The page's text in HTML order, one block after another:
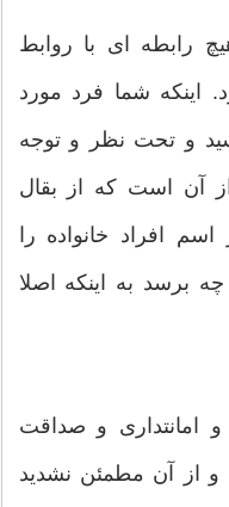
رابطه ای با روابط
اینكه شما فرد مورد
و تحت نظر و توجه
از آن است كه از بقال
افراد خانواده را
چه برسد به اینكه اصلا
امانتداری و صداقت
و از آن مطمئن نشدید